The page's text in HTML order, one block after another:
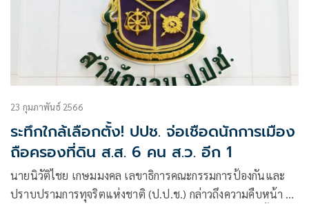
23 กุมภาพันธ์ 2566
ระทึกใกล้เลือกตั้ง! ปปช. จ่อเชือดนักการเมือง
ถือครองที่ดิน ส.ส. 6 คน ส.ว. อีก 1
นายนิวัติไชย เกษมมงคล เลขาธิการคณะกรรมการป้องกันและ
ปราบปรามการทุจริตแห่งชาติ (ป.ป.ช.) กล่าวถึงความคืบหน้า 7